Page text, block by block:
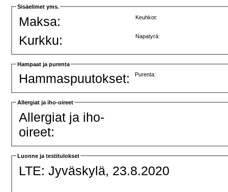
Sisäelimet yms.
Maksa: Keuhkot:
Kurkku: Napatyrä:
Hampaat ja purenta
Hammaspuutokset: Purenta:
Allergiat ja iho-oireet
Allergiat ja iho-
oireet:
Luonne ja testitulokset
LTE:Jyväskylä, 23.8.2020